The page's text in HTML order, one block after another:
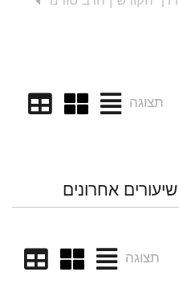
תצוגה
שיעורים אחרונים
תצוגה